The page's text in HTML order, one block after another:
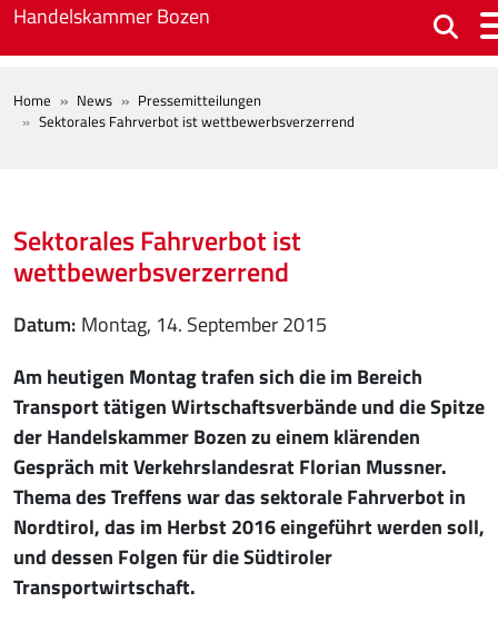
Skip to main content
Handelskammer Bozen
BREADCRUMB
Home News
Pressemitteilungen
Sektorales Fahrverbot ist wettbewerbsverzerrend
Sektorales Fahrverbot ist
wettbewerbsverzerrend
Datum Montag, 14. September 2015
Am heutigen Montag trafen sich die im Bereich
Transport tätigen Wirtschaftsverbände und die Spitze
der Handelskammer Bozen zu einem klärenden
Gespräch mit Verkehrslandesrat Florian Mussner.
Thema des Treffens war das sektorale Fahrverbot in
Nordtirol, das im Herbst 2016 eingeführt werden soll,
und dessen Folgen für die Südtiroler
Transportwirtschaft.